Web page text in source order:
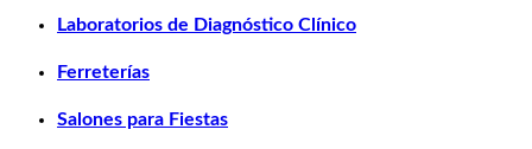
Laboratorios de Diagnóstico Clínico
Ferreterías
Salones para Fiestas